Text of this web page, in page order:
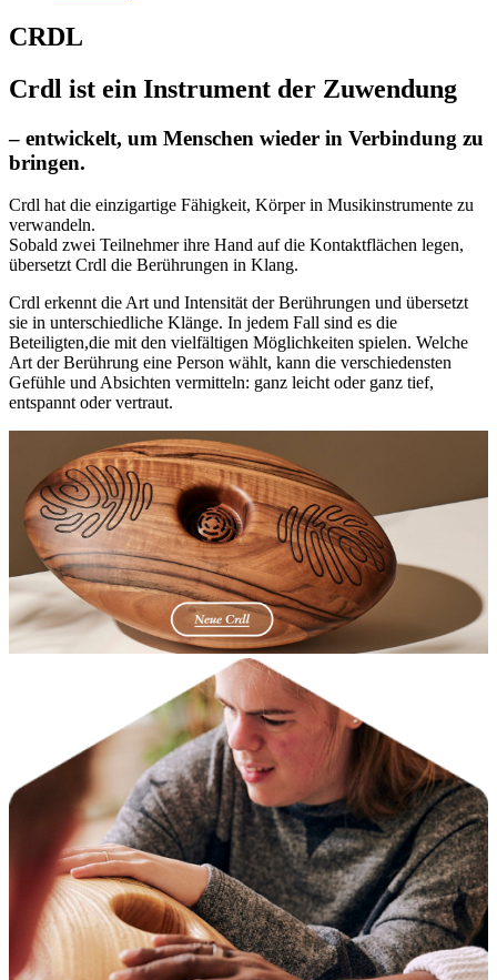
CRDL
Crdl ist ein Instrument der Zuwendung
– entwickelt, um Menschen wieder in Verbindung zu
bringen.
Crdl hat die einzigartige Fähigkeit, Körper in Musikinstrumente zu
verwandeln.
Sobald zwei Teilnehmer ihre Hand auf die Kontaktflächen legen,
übersetzt Crdl die Berührungen in Klang.
Crdl erkennt die Art und Intensität der Berührungen und übersetzt
sie in unterschiedliche Klänge. In jedem Fall sind es die
Beteiligten,die mit den vielfältigen Möglichkeiten spielen. Welche
Art der Berührung eine Person wählt, kann die verschiedensten
Gefühle und Absichten vermitteln: ganz leicht oder ganz tief,
entspannt oder vertraut.